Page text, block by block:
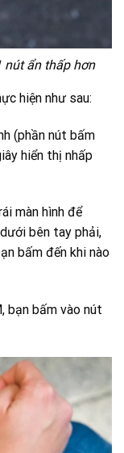
nút ẩn thấp hơn
hiện như sau:
(phần nút bấm
hiển thị nhấp
màn hình để
bên tay phải,
bấm đến khi nào
bạn bấm vào nút